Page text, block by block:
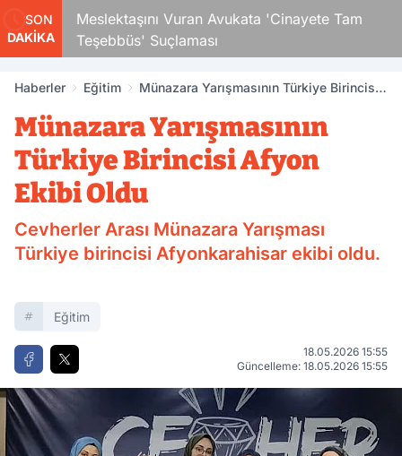
SON
DAKİKA
Meslektaşını Vuran Avukata 'Cinayete Tam
Teşebbüs' Suçlaması
Haberler Eğitim
Münazara Yarışmasının Türkiye Birincisi
Münazara Yarışmasının
Türkiye Birincisi Afyon
Ekibi Oldu
Cevherler Arası Münazara Yarışması
Türkiye birincisi Afyonkarahisar ekibi oldu.
Eğitim
18.05.2026 15:55
Güncelleme: 18.05.2026 15:55